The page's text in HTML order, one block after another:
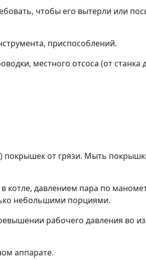
чтобы его вытерли или
приспособлений.
местного отсоса (от станка
от грязи. Мыть
котле, давлением пара по
небольшими порциями.
рабочего давления во
аппарате.